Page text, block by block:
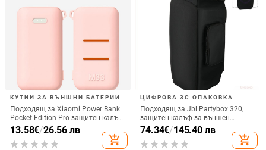
КУТИИ ЗА ВЪНШНИ БАТЕРИИ
Подходящ за Xiaomi Power Bank
Pocket Edition Pro защитен калъф
33W силиконов 10000mA
неплъзгащ се защитен калъф за
Power Bank
13.58€/26.56 лв
add_shopping_cart
ЦИФРОВА 3C ОПАКОВКА
Подходящ за Jbl Partybox 320,
защитен калъф за външен
високоговорител, калъф за
количка Stage 320 Audio,
прахозащитно покритие.
74.34€/145.40 лв
add_shopping_cart